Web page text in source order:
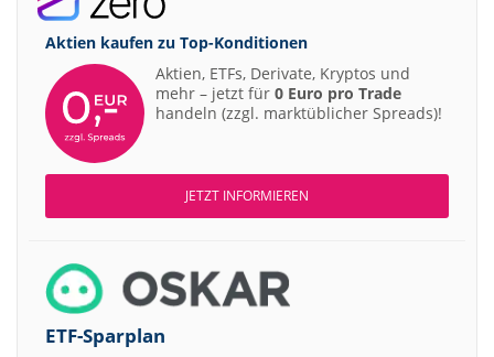
Aktien kaufen zu Top-Konditionen
Aktien, ETFs, Derivate, Kryptos und
mehr – jetzt für 0 Euro pro Trade
handeln (zzgl. marktüblicher Spreads)!
JETZT INFORMIEREN
ETF-Sparplan